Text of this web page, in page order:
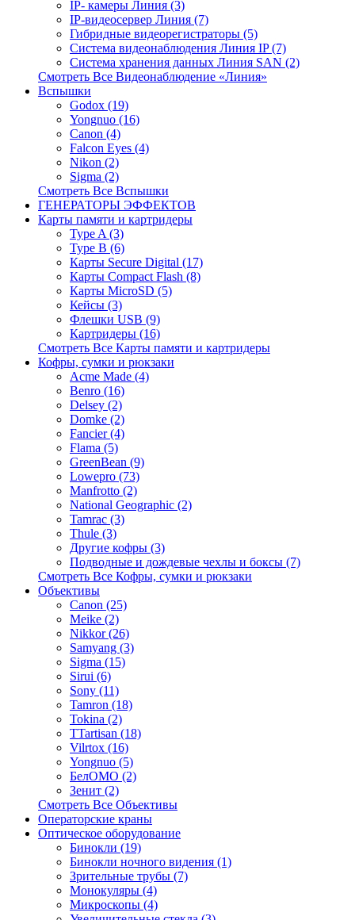
IP- камеры Линия (3)
IP-видеосервер Линия (7)
Гибридные видеорегистраторы (5)
Система видеонаблюдения Линия IP (7)
Система хранения данных Линия SAN (2)
Смотреть Все Видеонаблюдение «Линия»
Вспышки
Godox (19)
Yongnuo (16)
Canon (4)
Falcon Eyes (4)
Nikon (2)
Sigma (2)
Смотреть Все Вспышки
ГЕНЕРАТОРЫ ЭФФЕКТОВ
Карты памяти и картридеры
Type A (3)
Type B (6)
Карты Secure Digital (17)
Карты Compact Flash (8)
Карты MicroSD (5)
Кейсы (3)
Флешки USB (9)
Картридеры (16)
Смотреть Все Карты памяти и картридеры
Кофры, сумки и рюкзаки
Acme Made (4)
Benro (16)
Delsey (2)
Domke (2)
Fancier (4)
Flama (5)
GreenBean (9)
Lowepro (73)
Manfrotto (2)
National Geographic (2)
Tamrac (3)
Thule (3)
Другие кофры (3)
Подводные и дождевые чехлы и боксы (7)
Смотреть Все Кофры, сумки и рюкзаки
Объективы
Canon (25)
Meike (2)
Nikkor (26)
Samyang (3)
Sigma (15)
Sirui (6)
Sony (11)
Tamron (18)
Tokina (2)
TTartisan (18)
Vilrtox (16)
Yongnuo (5)
БелOMO (2)
Зенит (2)
Смотреть Все Объективы
Операторские краны
Оптическое оборудование
Бинокли (19)
Бинокли ночного видения (1)
Зрительные трубы (7)
Монокуляры (4)
Микроскопы (4)